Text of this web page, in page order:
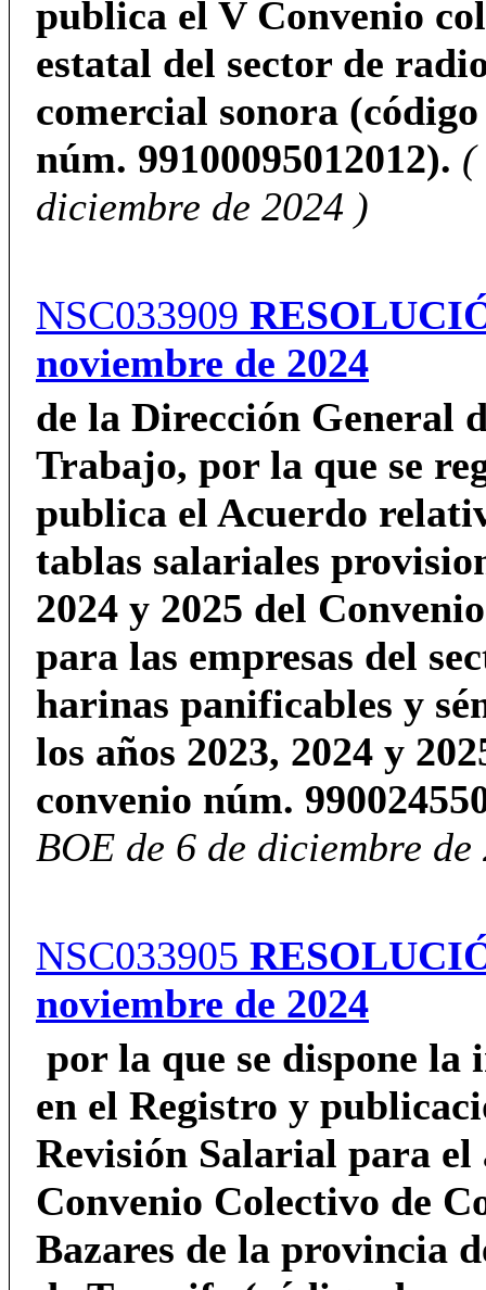
publica el V Convenio
estatal del sector de
comercial sonora
núm. 99100095012012). (
diciembre de 2024 )
NSC033909
noviembre de 2024
de la Dirección General
Trabajo, por la que se
publica el Acuerdo
tablas salariales
2024 y 2025 del
para las empresas del
harinas panificables y
los años 2023, 2024 y
convenio núm.
BOE de 6 de diciembre de
NSC033905
noviembre de 2024
por la que se dispone la
en el Registro y
Revisión Salarial para el
Convenio Colectivo de
Bazares de la provincia